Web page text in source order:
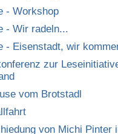
- Workshop
- Wir radeln...
- Eisenstadt, wir
zur
vom Brotstadl
von Michi Pinter